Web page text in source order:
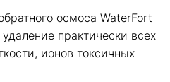
осмоса WaterFort
практически всех
ионов токсичных